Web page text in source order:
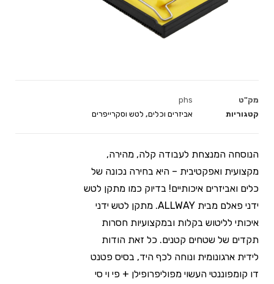
מק"ט
phs
קטגוריות
אביזרים וכלים, לטש וסקרייפרים
הנוסחה המנצחת לעבודה קלה, מהירה,
מקצועית ואפקטיבית – היא בחירה נכונה של
כלים ואביזרים איכותיים! בדיוק כמו מתקן לטש
ידני פאלם מבית ALLWAY. מתקן לטש ידני
איכותי לליטוש בקלות ובמקצועיות חסרות
תקדים של שטחים קטנים. כל זאת הודות
לידית ארגונומית ונוחה לכף היד, בסיס פטנט
דו קומפוננטי העשוי מפוליפרופילן + פי וי סי